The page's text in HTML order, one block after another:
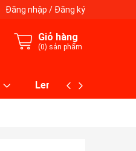
Đăng nhập / Đăng ký
Giỏ hàng
(0) sản phẩm
Lens máy ảnh